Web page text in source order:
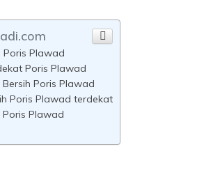
Plawad
Poris Plawad
Poris Plawad
Poris Plawad terdekat
Plawad